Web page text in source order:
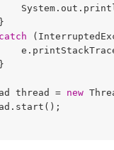
catch
thread =
new